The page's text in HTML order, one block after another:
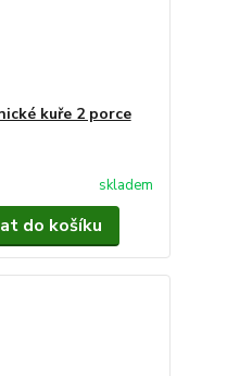
kuře 2 porce
skladem
do košíku